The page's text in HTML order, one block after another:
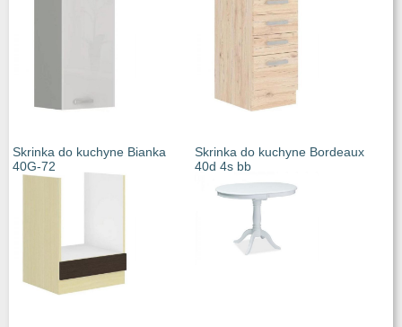
Skrinka do kuchyne Bianka
40G-72
Skrinka do kuchyne Bordeaux
40d 4s bb